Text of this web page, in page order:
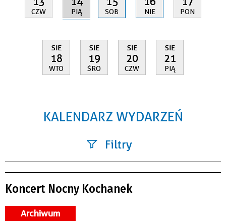
CZW PIĄ SOB NIE PON
SIE
18
WTO
SIE
19
ŚRO
SIE
20
CZW
SIE
21
PIĄ
KALENDARZ WYDARZEŃ
Filtry
Kategoria
Koncert Nocny Kochanek
Archiwum